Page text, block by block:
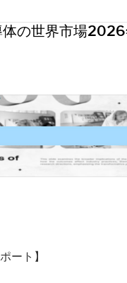
体の世界市場
ート】